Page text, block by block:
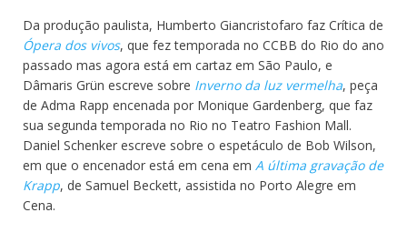
Da produção paulista, Humberto Giancristofaro faz Crítica de
Ópera dos vivos, que fez temporada no CCBB do Rio do ano
passado mas agora está em cartaz em São Paulo, e
Dâmaris Grün escreve sobre Inverno da luz vermelha, peça
de Adma Rapp encenada por Monique Gardenberg, que faz
sua segunda temporada no Rio no Teatro Fashion Mall.
Daniel Schenker escreve sobre o espetáculo de Bob Wilson,
em que o encenador está em cena em A última gravação de
Krapp, de Samuel Beckett, assistida no Porto Alegre em
Cena.